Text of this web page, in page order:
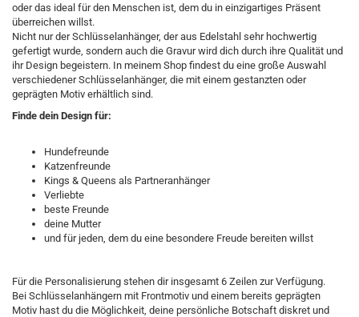
oder das ideal für den Menschen ist, dem du in einzigartiges Präsent
überreichen willst.
Nicht nur der Schlüsselanhänger, der aus Edelstahl sehr hochwertig
gefertigt wurde, sondern auch die Gravur wird dich durch ihre Qualität und
ihr Design begeistern. In meinem Shop findest du eine große Auswahl
verschiedener Schlüsselanhänger, die mit einem gestanzten oder
geprägten Motiv erhältlich sind.
Finde dein Design für:
Hundefreunde
Katzenfreunde
Kings & Queens als Partneranhänger
Verliebte
beste Freunde
deine Mutter
und für jeden, dem du eine besondere Freude bereiten willst
Für die Personalisierung stehen dir insgesamt 6 Zeilen zur Verfügung.
Bei Schlüsselanhängern mit Frontmotiv und einem bereits geprägten
Motiv hast du die Möglichkeit, deine persönliche Botschaft diskret und